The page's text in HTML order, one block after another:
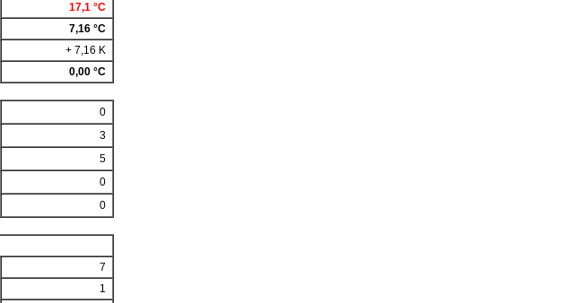
17,1 °C
7,16 °C
+ 7,16 K
0,00 °C
0
3
5
0
0
7
1